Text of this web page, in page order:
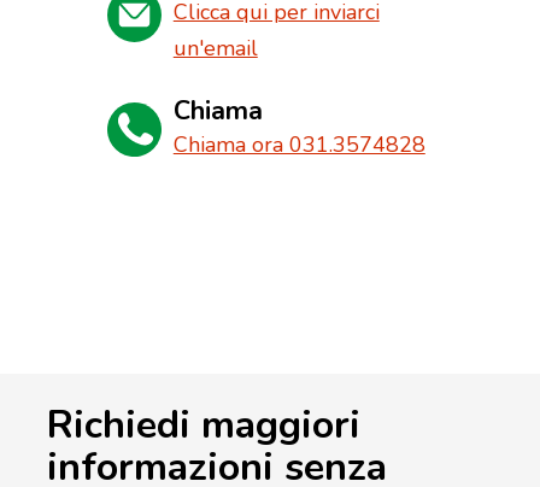
Clicca qui per inviarci
un'email
Chiama
Chiama ora 031.3574828
Richiedi maggiori
informazioni senza